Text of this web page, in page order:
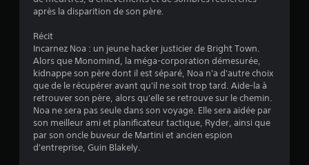
3
5
é
après la disparition de son père.
Récit
Incarnez Noa : un jeune hacker justicier de Bright Town.
Alors que Monomind, la méga-corporation démesurée,
kidnappe son père dont il est séparé, Noa n'a d'autre choix
que de le récupérer avant qu'il ne soit trop tard. Aide-la à
retrouver son père, alors qu'elle se retrouve sur le chemin.
Noa ne sera pas seule dans son voyage. Elle sera aidée par
son meilleur ami et planificateur tactique, Ryder, ainsi que
par son oncle buveur de Martini et ancien espion
d'entreprise, Guin Blakely.